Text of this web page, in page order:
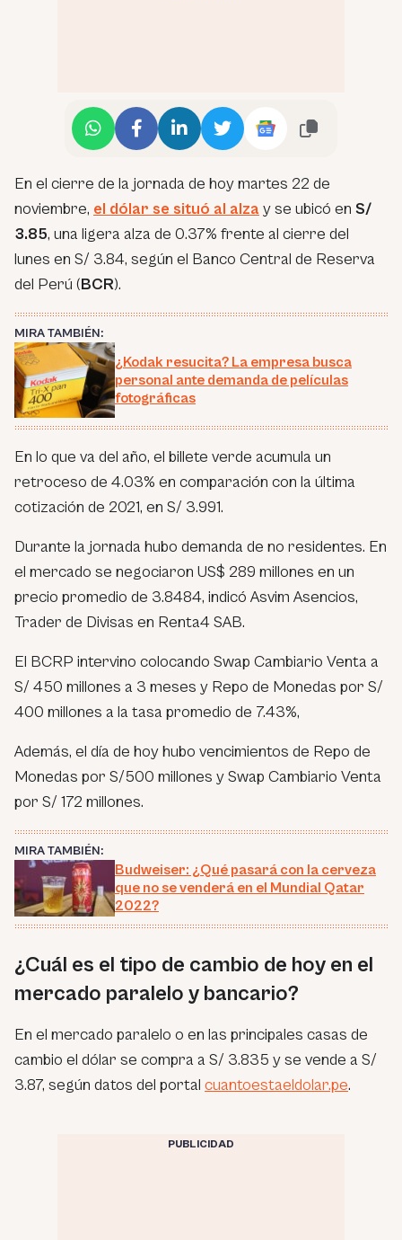
En el cierre de la jornada de hoy martes 22 de
noviembre, el dólar se situó al alza y se ubicó en S/
3.85, una ligera alza de 0.37% frente al cierre del
lunes en S/ 3.84, según el Banco Central de Reserva
del Perú (BCR).
MIRA TAMBIÉN:
¿Kodak resucita? La empresa busca
personal ante demanda de películas
fotográficas
En lo que va del año, el billete verde acumula un
retroceso de 4.03% en comparación con la última
cotización de 2021, en S/ 3.991.
Durante la jornada hubo demanda de no residentes. En
el mercado se negociaron US$ 289 millones en un
precio promedio de 3.8484, indicó Asvim Asencios,
Trader de Divisas en Renta4 SAB.
El BCRP intervino colocando Swap Cambiario Venta a
S/ 450 millones a 3 meses y Repo de Monedas por S/
400 millones a la tasa promedio de 7.43%,
Además, el día de hoy hubo vencimientos de Repo de
Monedas por S/500 millones y Swap Cambiario Venta
por S/ 172 millones.
MIRA TAMBIÉN:
Budweiser: ¿Qué pasará con la cerveza
que no se venderá en el Mundial Qatar
2022?
¿Cuál es el tipo de cambio de hoy en el
mercado paralelo y bancario?
En el mercado paralelo o en las principales casas de
cambio el dólar se compra a S/ 3.835 y se vende a S/
3.87, según datos del portal cuantoestaeldolar.pe.
PUBLICIDAD